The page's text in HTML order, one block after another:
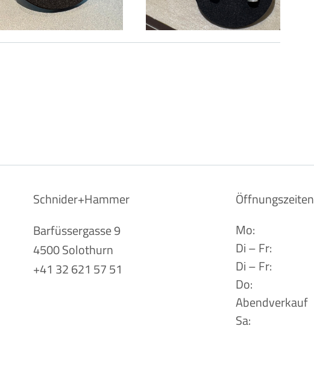
Schnider+Hammer
Barfüssergasse 9
4500 Solothurn
+41 32 621 57 51
Öffnungszeiten
Mo:
Di – Fr:
Di – Fr:
Do:
Abendverkauf
Sa: